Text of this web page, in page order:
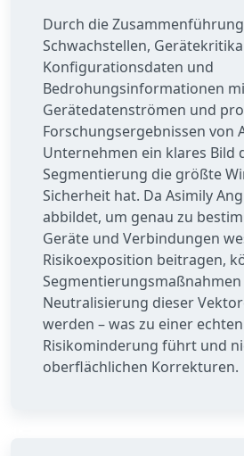
Durch die
Schwachstellen,
Konfigurationsdaten und
Bedrohungsinformationen
Gerätedatenströmen und
Forschungsergebnissen von
Unternehmen ein klares Bild
Segmentierung die größte
Sicherheit hat. Da Asimily
abbildet, um genau zu
Geräte und Verbindungen
Risikoexposition beitragen,
Neutralisierung dieser
werden – was zu einer echten
Risikominderung führt und
oberflächlichen Korrekturen.